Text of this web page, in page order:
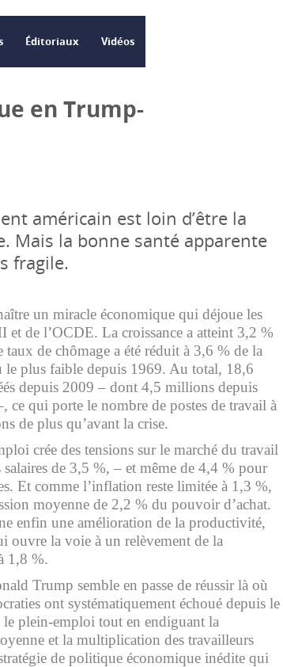
Éditoriaux Vidéos
en Trump-
américain est loin d’être la
Mais la bonne santé apparente
fragile.
un miracle économique qui déjoue les
et de l’OCDE. La croissance a atteint 3,2 %
de chômage a été réduit à 3,6 % de la
le plus faible depuis 1969. Au total, 18,6
depuis 2009 – dont 4,5 millions depuis
ce qui porte le nombre de postes de travail à
de plus qu’avant la crise.
crée des tensions sur le marché du travail
de 3,5 %, – et même de 4,4 % pour
Et comme l’inflation reste limitée à 1,3 %,
moyenne de 2,2 % du pouvoir d’achat.
enfin une amélioration de la productivité,
ouvre la voie à un relèvement de la
1,8 %.
Trump semble en passe de réussir là où
ont systématiquement échoué depuis le
plein-emploi tout en endiguant la
et la multiplication des travailleurs
de politique économique inédite qui